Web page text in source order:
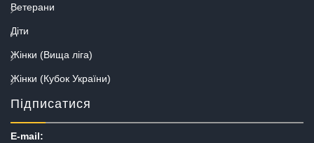
Ветерани
Діти
Жінки (Вища ліга)
Жінки (Кубок України)
Підписатися
E-mail: